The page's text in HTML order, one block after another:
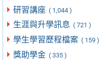
研習講座 ( 1,044 )
生涯與升學訊息 ( 721 )
學生學習歷程檔案 ( 159 )
獎助學金 ( 335 )